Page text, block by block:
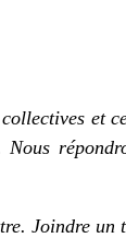
et
Joindre un